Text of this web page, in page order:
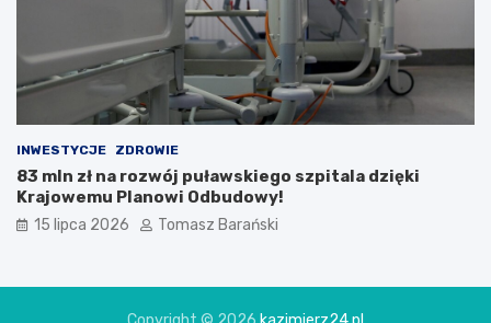
INWESTYCJE ZDROWIE
83 mln zł na rozwój puławskiego szpitala dzięki
Krajowemu Planowi Odbudowy!
15 lipca 2026 Tomasz Barański